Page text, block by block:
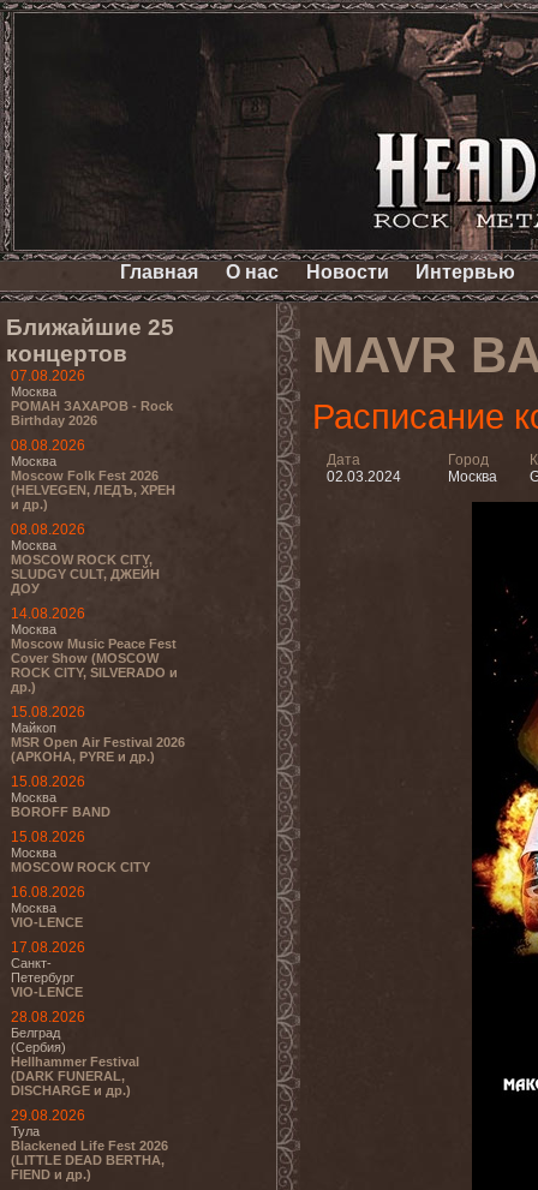
Главная О нас Новости Интервью
Ближайшие 25
концертов
07.08.2026
Москва
РОМАН ЗАХАРОВ - Rock
Birthday 2026
08.08.2026
Москва
Moscow Folk Fest 2026
(HELVEGEN, ЛЕДЪ, ХРЕН
и др.)
08.08.2026
Москва
MOSCOW ROCK CITY,
SLUDGY CULT, ДЖЕЙН
ДОУ
14.08.2026
Москва
Moscow Music Peace Fest
Cover Show (MOSCOW
ROCK CITY, SILVERADO и
др.)
15.08.2026
Майкоп
MSR Open Air Festival 2026
(АРКОНА, PYRE и др.)
15.08.2026
Москва
BOROFF BAND
15.08.2026
Москва
MOSCOW ROCK CITY
16.08.2026
Москва
VIO-LENCE
17.08.2026
Санкт-
Петербург
VIO-LENCE
28.08.2026
Белград
(Сербия)
Hellhammer Festival
(DARK FUNERAL,
DISCHARGE и др.)
29.08.2026
Тула
Blackened Life Fest 2026
(LITTLE DEAD BERTHA,
FIEND и др.)
MAVR
Расписание
Дата
02.03.2024
Город
Москва